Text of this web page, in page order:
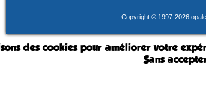
Copyright © 1997-2026
des cookies pour améliorer votre
Sans